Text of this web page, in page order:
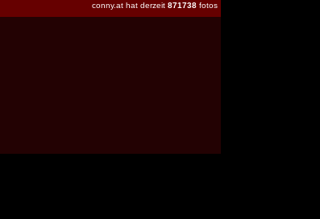
conny.at hat derzeit 871738 fotos